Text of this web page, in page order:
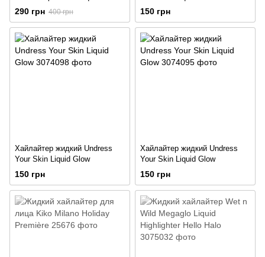
Highlighter
290 грн 400 грн 150 грн
Хайлайтер жидкий Undress
Your Skin Liquid Glow
150 грн
Хайлайтер жидкий Undress
Your Skin Liquid Glow
150 грн